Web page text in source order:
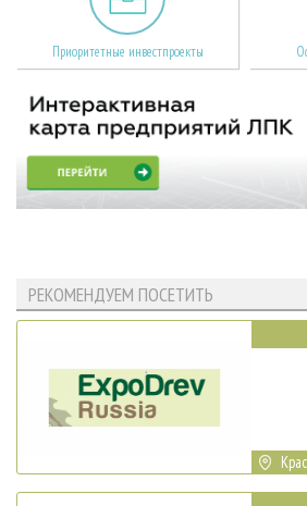
Приоритетные инвестпроекты
РЕКОМЕНДУЕМ ПОСЕТИТЬ